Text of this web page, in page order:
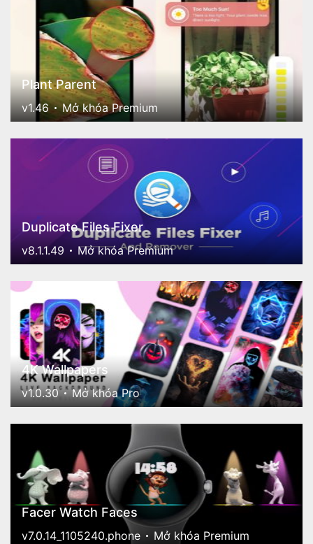
Plant Parent
v1.46 Mở khóa Premium
Duplicate Files Fixer
v8.1.1.49 Mở khóa Premium
4K Wallpapers
v1.0.30 Mở khóa Pro
Facer Watch Faces
v7.0.14_1105240.phone Mở khóa Premium